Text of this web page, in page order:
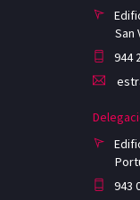
San
944
943